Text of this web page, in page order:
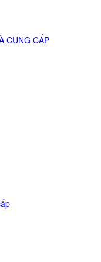
CUNG CẤP